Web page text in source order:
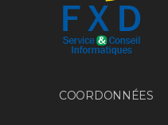
COORDONNÉES